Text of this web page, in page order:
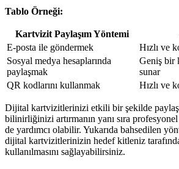
Tablo Örneği:
Kartvizit Paylaşım Yöntemi
E-posta ile göndermek
Hızlı ve
Sosyal medya hesaplarında
paylaşmak
Geniş bir
sunar
QR kodlarını kullanmak
Hızlı ve
Dijital kartvizitlerinizi etkili bir şekilde
bilinirliğinizi artırmanın yanı sıra profesyonel
de yardımcı olabilir. Yukarıda bahsedilen
dijital kartvizitlerinizin hedef kitleniz
kullanılmasını sağlayabilirsiniz.